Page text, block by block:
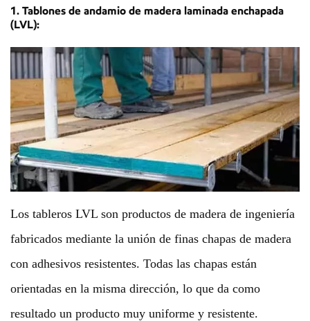
1. Tablones de andamio de madera laminada enchapada
(LVL):
Los tableros LVL son productos de madera de ingeniería
fabricados mediante la unión de finas chapas de madera
con adhesivos resistentes. Todas las chapas están
orientadas en la misma dirección, lo que da como
resultado un producto muy uniforme y resistente.